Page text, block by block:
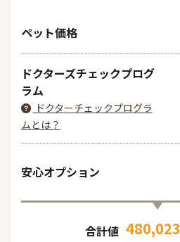
ペット価格
ドクターズチェックプログ
ラム
ドクターチェックプログラ
ムとは？
安心オプション
合計値 480,023